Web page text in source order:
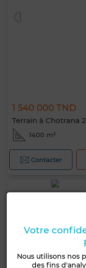
1 540 000 TND
Terrain à Chotrana
1400 m²
Contacter
Votre
Nous utilisons nos
des fins